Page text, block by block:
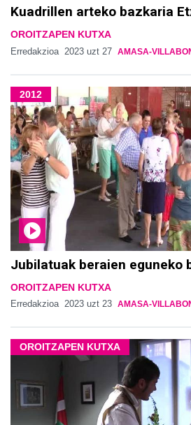
Kuadrillen arteko bazkaria
OROITZAPEN KUTXA
Erredakzioa 2023 uzt 27 AMASA-
2012
Jubilatuak beraien eguneko
OROITZAPEN KUTXA
Erredakzioa 2023 uzt 23 AMASA-
OROITZAPEN KUTXA